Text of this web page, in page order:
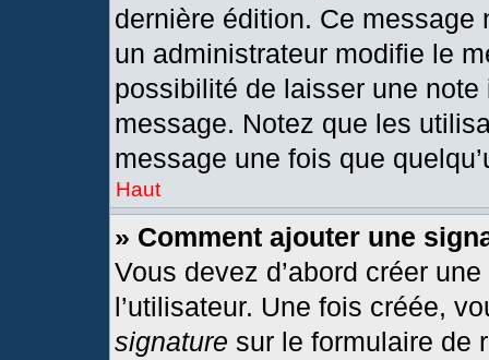
dernière édition. Ce message
un administrateur modifie le
possibilité de laisser une
message. Notez que les
message une fois que
Haut
» Comment ajouter une
Vous devez d’abord créer
l’utilisateur. Une fois créée,
signature sur le formulaire de